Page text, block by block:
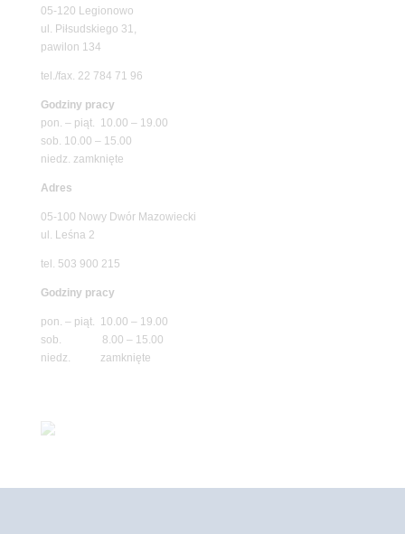
05-120 Legionowo
ul. Piłsudskiego 31,
pawilon 134
tel./fax. 22 784 71 96
Godziny pracy
pon. – piąt. 10.00 – 19.00
sob. 10.00 – 15.00
niedz. zamknięte
Adres
05-100 Nowy Dwór Mazowiecki
ul. Leśna 2
tel. 503 900 215
Godziny pracy
pon. – piąt. 10.00 – 19.00
sob. 8.00 – 15.00
niedz. zamknięte